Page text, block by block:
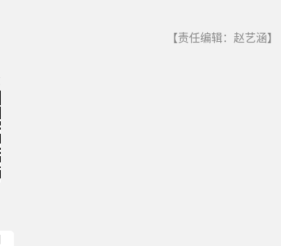
【责任编辑：赵艺涵】